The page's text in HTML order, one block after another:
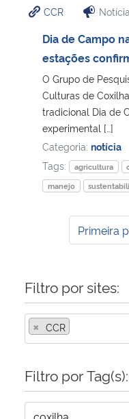
Ministério da Cidadania
Ministério de Minas e Energia
Ministério da Ciência,
Ministério do Meio Ambiente
Ministério do Turismo
Ministério do Desenvolvimento
Ministério da Mulher, da
Secretaria-Geral
Secretaria de Governo
Gabinete de Segurança
CCR Notícia
Dia de Campo
estações
O Grupo de
Culturas de
tradicional Dia de
experimental […]
Categoria: notícia
Tags:
agricultura
manejo
Primeira
Filtro por sites:
× CCR
Filtro por Tag(s):